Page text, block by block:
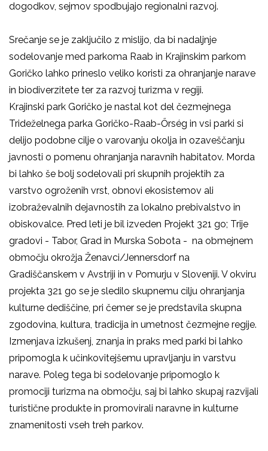
dogodkov, sejmov spodbujajo regionalni razvoj.
Srečanje se je zaključilo z mislijo, da bi nadaljnje
sodelovanje med parkoma Raab in Krajinskim parkom
Goričko lahko prineslo veliko koristi za ohranjanje narave
in biodiverzitete ter za razvoj turizma v regiji.
Krajinski park Goričko je nastal kot del čezmejnega
Trideželnega parka Goričko-Raab-Őrség in vsi parki si
delijo podobne cilje o varovanju okolja in ozaveščanju
javnosti o pomenu ohranjanja naravnih habitatov. Morda
bi lahko še bolj sodelovali pri skupnih projektih za
varstvo ogroženih vrst, obnovi ekosistemov ali
izobraževalnih dejavnostih za lokalno prebivalstvo in
obiskovalce. Pred leti je bil izveden Projekt 321 go; Trije
gradovi - Tabor, Grad in Murska Sobota - na obmejnem
območju okrožja Ženavci/Jennersdorf na
Gradiščanskem v Avstriji in v Pomurju v Sloveniji. V okviru
projekta 321 go se je sledilo skupnemu cilju ohranjanja
kulturne dediščine, pri čemer se je predstavila skupna
zgodovina, kultura, tradicija in umetnost čezmejne regije.
Izmenjava izkušenj, znanja in praks med parki bi lahko
pripomogla k učinkovitejšemu upravljanju in varstvu
narave. Poleg tega bi sodelovanje pripomoglo k
promociji turizma na območju, saj bi lahko skupaj razvijali
turistične produkte in promovirali naravne in kulturne
znamenitosti vseh treh parkov.